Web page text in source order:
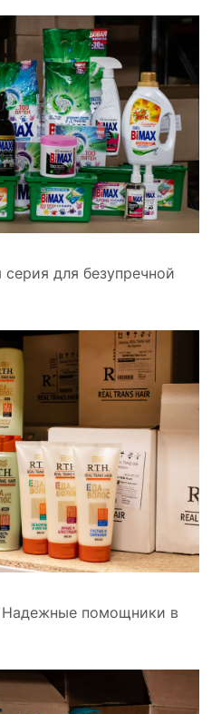
для безупречной
Надежные помощники в